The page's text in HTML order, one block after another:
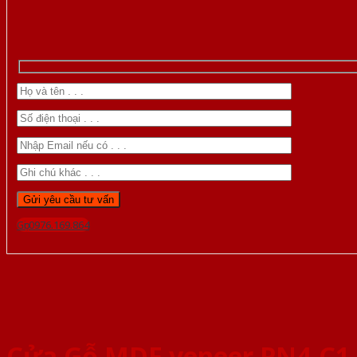
Gọi 0976.169.864